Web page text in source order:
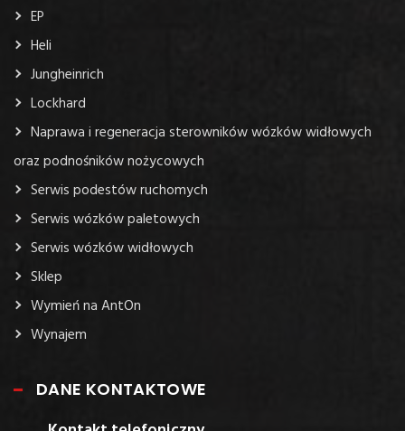
EP
Heli
Jungheinrich
Lockhard
Naprawa i regeneracja sterowników wózków widłowych
oraz podnośników nożycowych
Serwis podestów ruchomych
Serwis wózków paletowych
Serwis wózków widłowych
Sklep
Wymień na AntOn
Wynajem
DANE KONTAKTOWE